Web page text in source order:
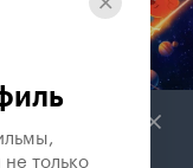
только